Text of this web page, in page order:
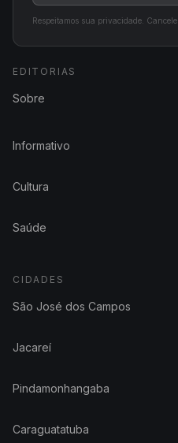
Respeitamos sua privacidade.
EDITORIAS
Sobre
Informativo
Cultura
Saúde
CIDADES
São José dos Campos
Jacareí
Pindamonhangaba
Caraguatatuba